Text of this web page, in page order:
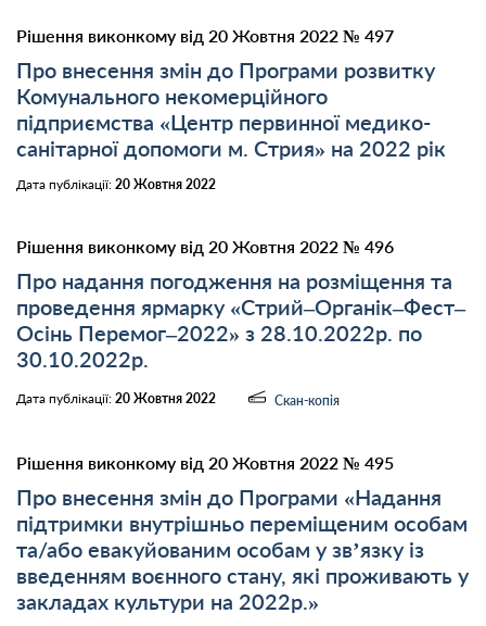
Рішення виконкому від 20 Жовтня 2022 № 497
Про внесення змін до Програми розвитку
Комунального некомерційного
підприємства «Центр первинної медико-
санітарної допомоги м. Стрия» на 2022 рік
Дата публікації: 20 Жовтня 2022
Рішення виконкому від 20 Жовтня 2022 № 496
Про надання погодження на розміщення та
проведення ярмарку «Стрий–Органік–Фест–
Осінь Перемог–2022» з 28.10.2022р. по
30.10.2022р.
Дата публікації: 20 Жовтня 2022 Скан-копія
Рішення виконкому від 20 Жовтня 2022 № 495
Про внесення змін до Програми «Надання
підтримки внутрішньо переміщеним особам
та/або евакуйованим особам у зв’язку із
введенням воєнного стану, які проживають у
закладах культури на 2022р.»